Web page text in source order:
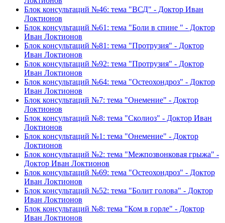
Блок консультаций №46: тема "ВСД" - Доктор Иван
Локтионов
Блок консультаций №61: тема "Боли в спине " - Доктор
Иван Локтионов
Блок консультаций №81: тема "Протрузия" - Доктор
Иван Локтионов
Блок консультаций №92: тема "Протрузия" - Доктор
Иван Локтионов
Блок консультаций №64: тема "Остеохондроз" - Доктор
Иван Локтионов
Блок консультаций №7: тема "Онемение" - Доктор
Локтионов
Блок консультаций №8: тема "Сколиоз" - Доктор Иван
Локтионов
Блок консультаций №1: тема "Онемение" - Доктор
Локтионов
Блок консультаций №2: тема "Межпозвонковая грыжа" -
Доктор Иван Локтионов
Блок консультаций №69: тема "Остеохондроз" - Доктор
Иван Локтионов
Блок консультаций №52: тема "Болит голова" - Доктор
Иван Локтионов
Блок консультаций №8: тема "Ком в горле" - Доктор
Иван Локтионов